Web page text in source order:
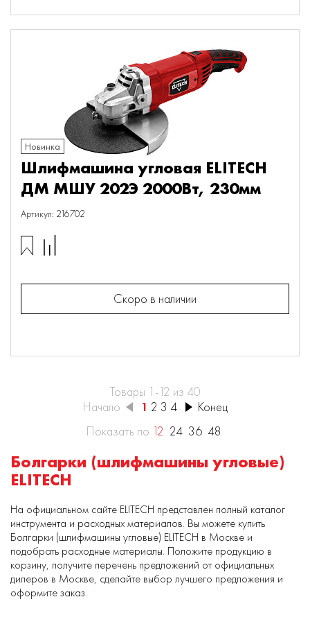
Новинка
Шлифмашина угловая ELITECH
ДМ МШУ 202Э 2000Вт, 230мм
Артикул: 216702
Скоро в наличии
Товары 1-12 из 40
Начало
1 2 3 4
Конец
Показать по 12 24 36 48
Болгарки (шлифмашины угловые)
ELITECH
На официальном сайте ELITECH представлен полный каталог
инструмента и расходных материалов. Вы можете купить
Болгарки (шлифмашины угловые) ELITECH в Москве и
подобрать расходные материалы. Положите продукцию в
корзину, получите перечень предложений от официальных
дилеров в Москве, сделайте выбор лучшего предложения и
оформите заказ.